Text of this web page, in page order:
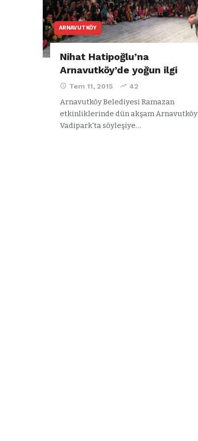
ARNAVUTKÖY
Nihat Hatipoğlu’na
Arnavutköy’de yoğun ilgi
Tem 11, 2015 42
Arnavutköy Belediyesi Ramazan
etkinliklerinde dün akşam Arnavutköy
Vadipark'ta söyleşiye…